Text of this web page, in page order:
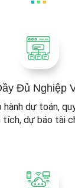
Đủ Nghiệp
hành dự toán,
tích, dự báo tài